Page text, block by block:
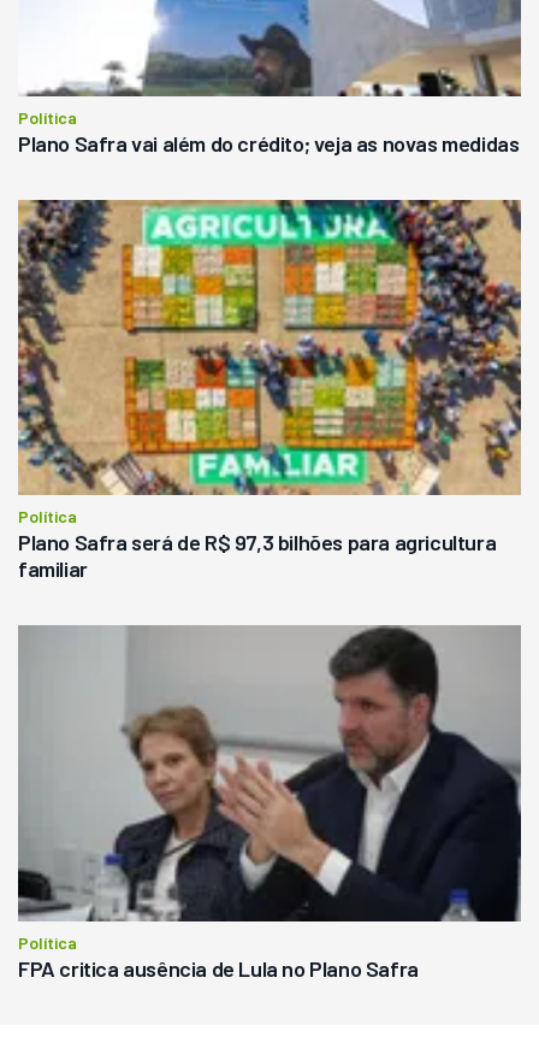
Política
Plano Safra vai além do crédito; veja as novas medidas
Política
Plano Safra será de R$ 97,3 bilhões para agricultura
familiar
Política
FPA critica ausência de Lula no Plano Safra